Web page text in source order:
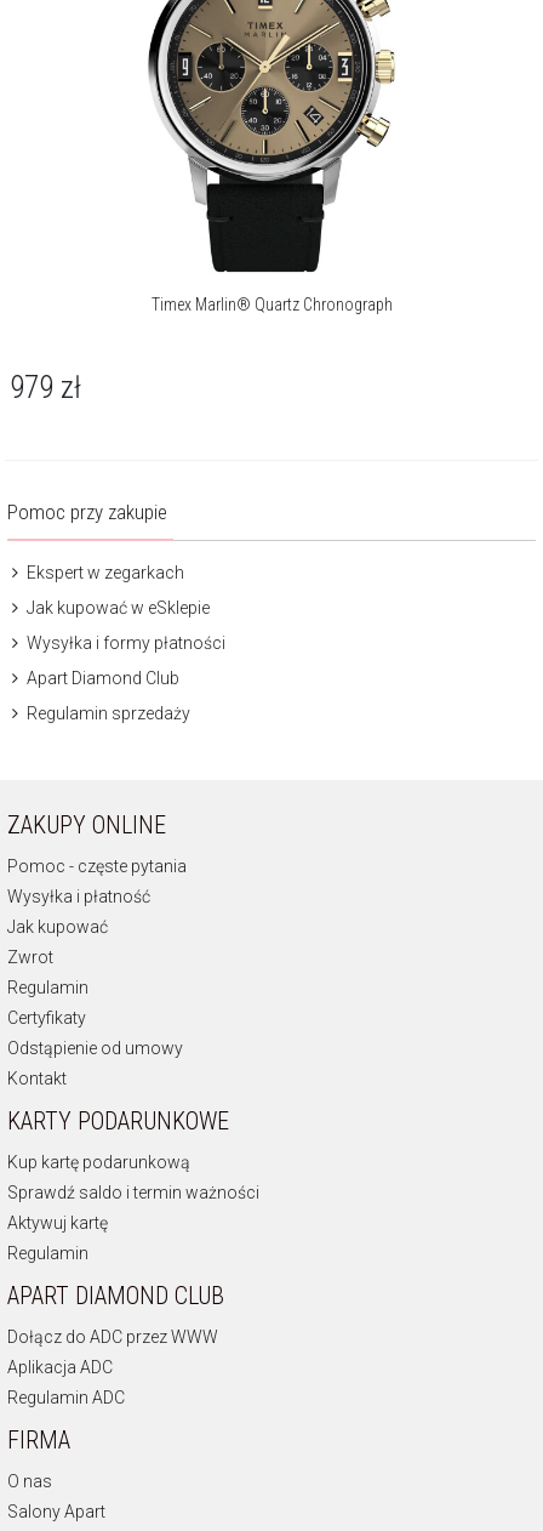
Timex Marlin® Quartz Chronograph
979 zł
Pomoc przy zakupie
Ekspert w zegarkach
Jak kupować w eSklepie
Wysyłka i formy płatności
Apart Diamond Club
Regulamin sprzedaży
ZAKUPY ONLINE
Pomoc - częste pytania
Wysyłka i płatność
Jak kupować
Zwrot
Regulamin
Certyfikaty
Odstąpienie od umowy
Kontakt
KARTY PODARUNKOWE
Kup kartę podarunkową
Sprawdź saldo i termin ważności
Aktywuj kartę
Regulamin
APART DIAMOND CLUB
Dołącz do ADC przez WWW
Aplikacja ADC
Regulamin ADC
FIRMA
O nas
Salony Apart